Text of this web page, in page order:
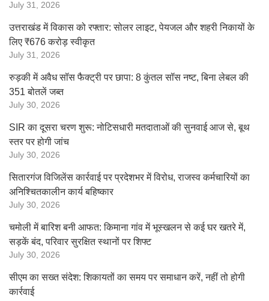
July 31, 2026
उत्तराखंड में विकास को रफ्तार: सोलर लाइट, पेयजल और शहरी निकायों के
लिए ₹676 करोड़ स्वीकृत
July 31, 2026
रुड़की में अवैध सॉस फैक्ट्री पर छापा: 8 कुंतल सॉस नष्ट, बिना लेबल की
351 बोतलें जब्त
July 30, 2026
SIR का दूसरा चरण शुरू: नोटिसधारी मतदाताओं की सुनवाई आज से, बूथ
स्तर पर होगी जांच
July 30, 2026
सितारगंज विजिलेंस कार्रवाई पर प्रदेशभर में विरोध, राजस्व कर्मचारियों का
अनिश्चितकालीन कार्य बहिष्कार
July 30, 2026
चमोली में बारिश बनी आफत: किमाना गांव में भूस्खलन से कई घर खतरे में,
सड़कें बंद, परिवार सुरक्षित स्थानों पर शिफ्ट
July 30, 2026
सीएम का सख्त संदेश: शिकायतों का समय पर समाधान करें, नहीं तो होगी
कार्रवाई